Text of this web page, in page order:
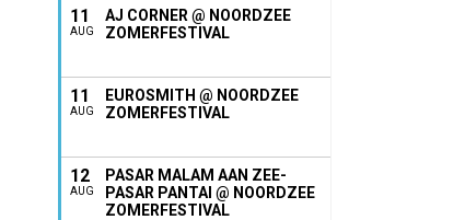
11
AUG
AJ CORNER @ NOORDZEE
ZOMERFESTIVAL
11
AUG
EUROSMITH @ NOORDZEE
ZOMERFESTIVAL
12
AUG
PASAR MALAM AAN ZEE-
PASAR PANTAI @ NOORDZEE
ZOMERFESTIVAL